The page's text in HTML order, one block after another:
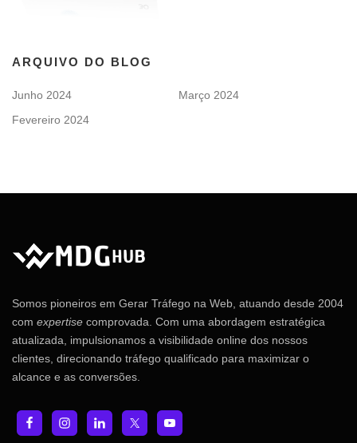
ARQUIVO DO BLOG
Junho 2024
Março 2024
Fevereiro 2024
Somos pioneiros em Gerar Tráfego na Web, atuando desde 2004
com expertise comprovada. Com uma abordagem estratégica
atualizada, impulsionamos a visibilidade online dos nossos
clientes, direcionando tráfego qualificado para maximizar o
alcance e as conversões.